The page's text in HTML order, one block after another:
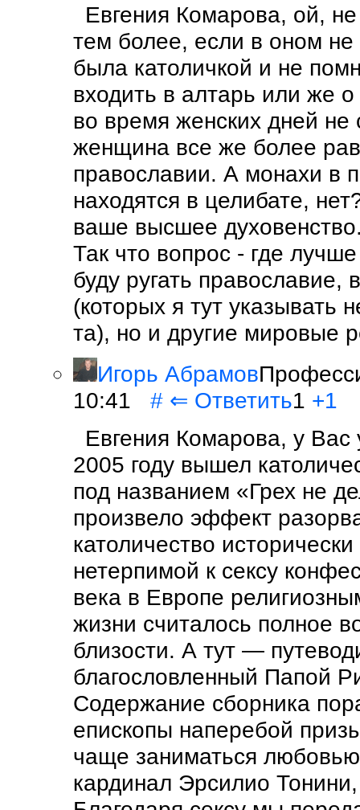
Евгения Комарова, ой, не
тем более, если в оном
была католичкой и не
входить в алтарь или же
во время женских дней
женщина все же более
православии. А монахи в
находятся в целибате,
ваше высшее
Так что вопрос - где
буду ругать
(которых я тут указывать
та), но и другие мировые
Игорь Абрамов
10:41 # ⇐ Ответить1 +1
Евгения Комарова, у
2005 году вышел
под названием «Грех не
произвело эффект
католичество
нетерпимой к сексу
века в Европе
жизни считалось полное
близости. А тут —
благословленный Папой
Содержание сборника
епископы наперебой
чаще заниматься
кардинал Эрсилио